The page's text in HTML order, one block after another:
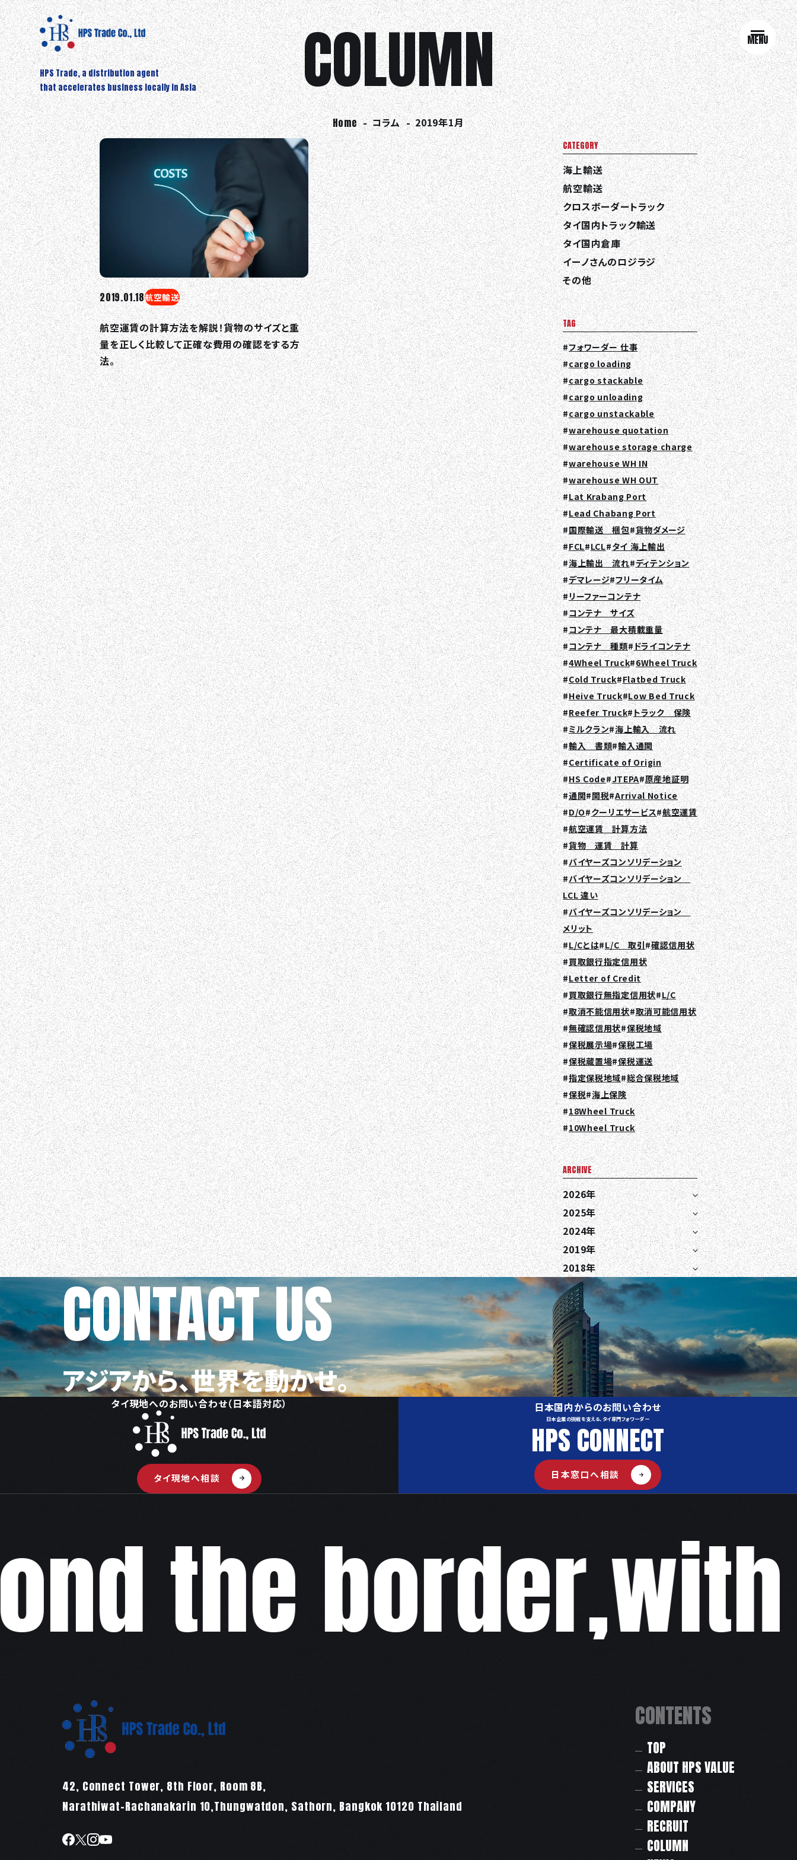
HPS Trade, a distribution agent
that accelerates business locally in Asia
MENU
TOP
ABOUT HPS Value
SERVICES
COMPANY
RECRUIT
COLUMN
NEWS
CONTACT
EN JA TH
COLUMN
Home コラム 2019年1月
2019.01.18航空輸送
航空運賃の計算方法を解説！貨物のサイズと重
量を正しく比較して正確な費用の確認をする方
法。
CATEGORY
海上輸送
航空輸送
クロスボーダートラック
タイ国内トラック輸送
タイ国内倉庫
イーノさんのロジラジ
その他
TAG
フォワーダー 仕事
cargo loading
cargo stackable
cargo unloading
cargo unstackable
warehouse quotation
warehouse storage charge
warehouse WH IN
warehouse WH OUT
Lat Krabang Port
Lead Chabang Port
国際輸送 梱包 貨物ダメージ
FCL LCL タイ 海上輸出
海上輸出 流れ ディテンション
デマレージ フリータイム
リーファーコンテナ
コンテナ サイズ
コンテナ 最大積載重量
コンテナ 種類 ドライコンテナ
4Wheel Truck 6Wheel Truck
Cold Truck Flatbed Truck
Heive Truck Low Bed Truck
Reefer Truck トラック 保険
ミルクラン 海上輸入 流れ
輸入 書類 輸入通関
Certificate of Origin
HS Code JTEPA 原産地証明
通関 関税 Arrival Notice
D/O クーリエサービス 航空運賃
航空運賃 計算方法
貨物 運賃 計算
バイヤーズコンソリデーション
バイヤーズコンソリデーション
LCL 違い
バイヤーズコンソリデーション
メリット
L/Cとは L/C 取引 確認信用状
買取銀行指定信用状
Letter of Credit
買取銀行無指定信用状 L/C
取消不能信用状 取消可能信用状
無確認信用状 保税地域
保税展示場 保税工場
保税蔵置場 保税運送
指定保税地域 総合保税地域
保税 海上保険
18Wheel Truck
10Wheel Truck
ARCHIVE
2026年
2025年
2024年
2019年
2018年
CONTACT US
アジアから、世界を動かせ。
タイ現地へのお問い合わせ（日本語対応）
タイ現地へ相談
日本国内からのお問い合わせ
日本企業の挑戦を支える、タイ専門フォワーダー
HPS CONNECT
日本窓口へ相談
the border,with
42, Connect Tower, 8th Floor, Room 8B,
Narathiwat-Rachanakarin 10,Thungwatdon, Sathorn, Bangkok 10120 Thailand
CONTENTS
TOP
ABOUT HPS VALUE
SERVICES
COMPANY
RECRUIT
COLUMN